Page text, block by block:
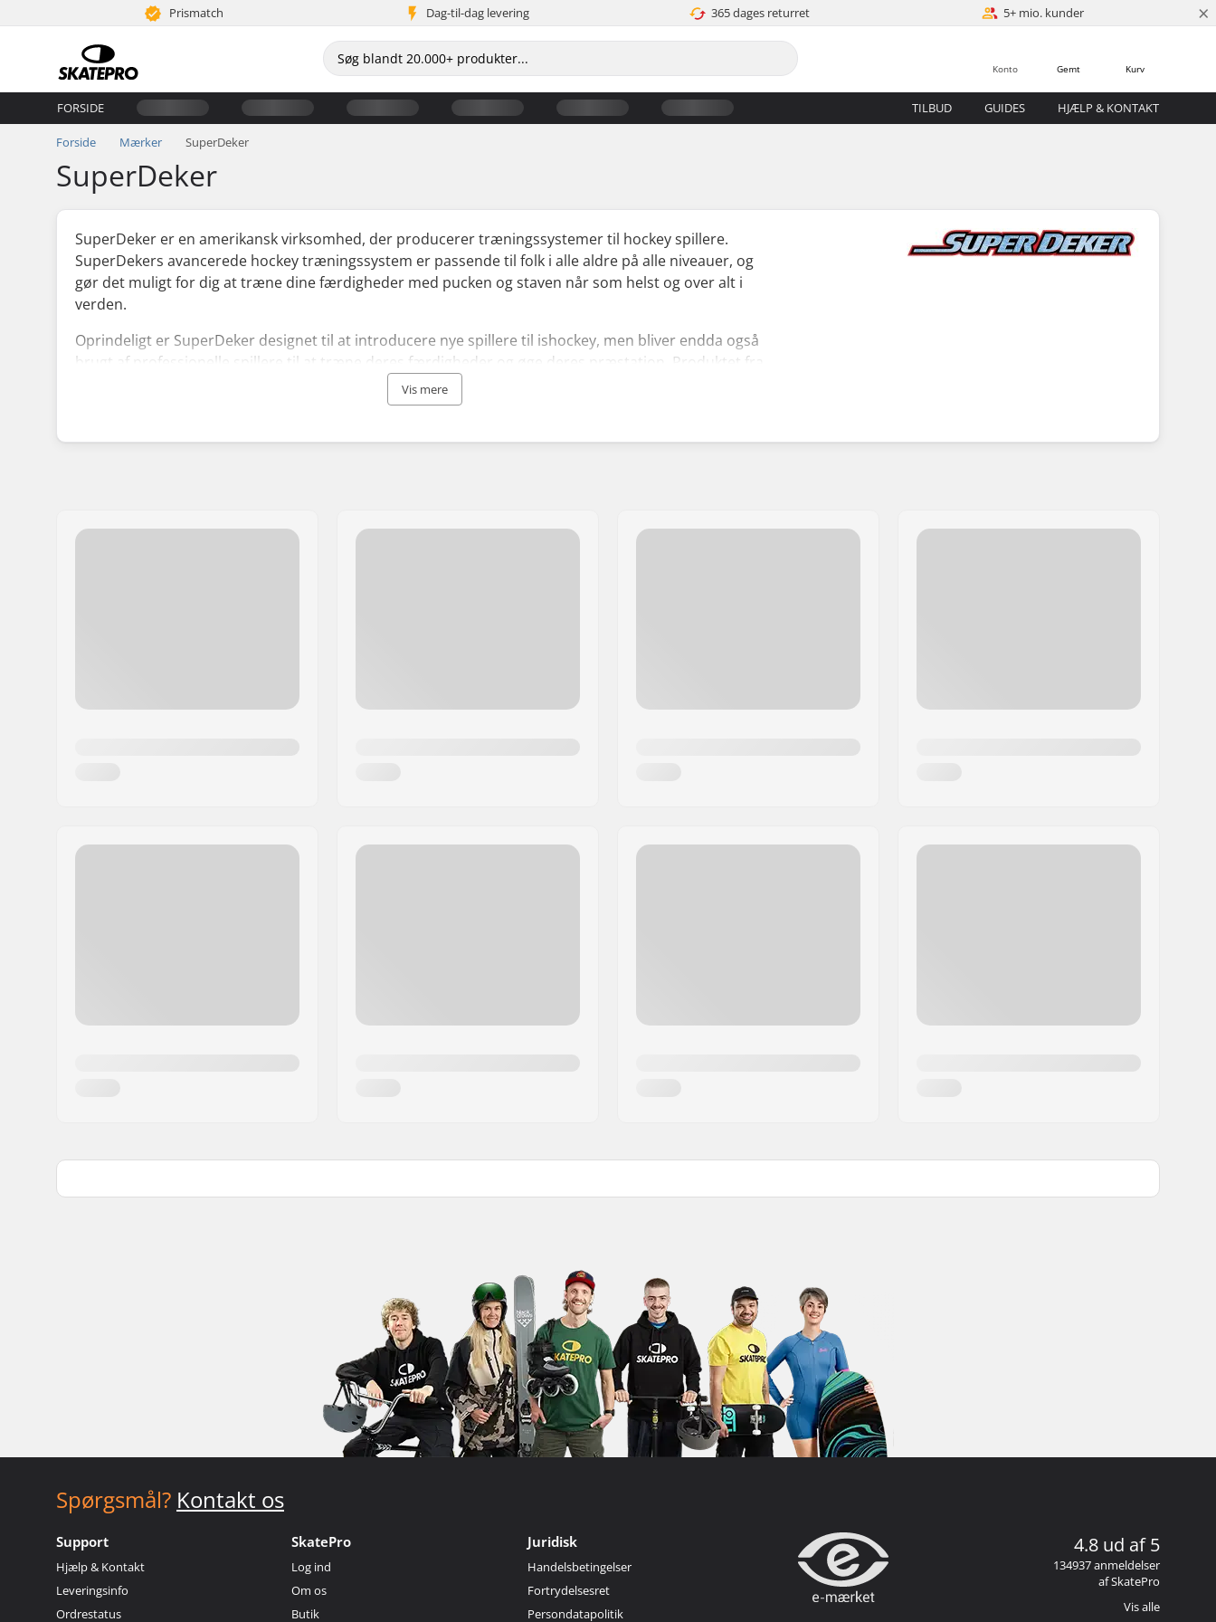
Prismatch Dag-til-dag levering 365 dages returret 5+ mio. kunder ×
Kurv
Gemt
Konto
FORSIDE TILBUD GUIDES HJÆLP & KONTAKT
Forside Mærker SuperDeker
SuperDeker
SuperDeker er en amerikansk virksomhed, der producerer træningssystemer til hockey spillere.
SuperDekers avancerede hockey træningssystem er passende til folk i alle aldre på alle niveauer, og
gør det muligt for dig at træne dine færdigheder med pucken og staven når som helst og over alt i
verden.
Oprindeligt er SuperDeker designet til at introducere nye spillere til ishockey, men bliver endda også
brugt af professionelle spillere til at træne deres færdigheder og øge deres præstation. Produktet fra
SuperDeker kommer med en syntetisk overflade, der føles ligesom rigtig is, og bliver leveret med en e-
Hvis du leder efter et træningssystem uden for isen, der styrker dine evner eller bare for at have det
Vis mere
Spørgsmål? Kontakt os
Support
Hjælp & Kontakt
Leveringsinfo
Ordrestatus
SkatePro
Log ind
Om os
Butik
Juridisk
Handelsbetingelser
Fortrydelsesret
Persondatapolitik
4.8 ud af 5
134937 anmeldelser
af SkatePro
Vis alle